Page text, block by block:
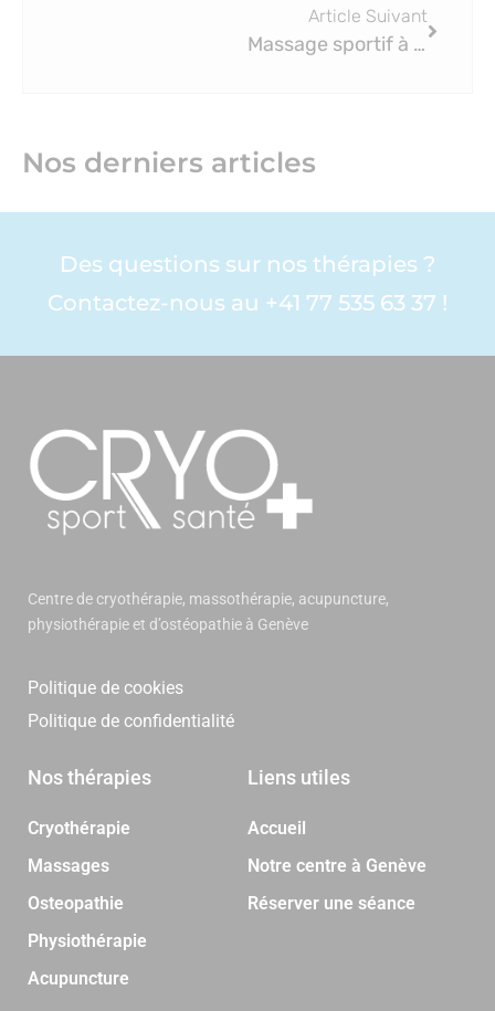
Article Suivant
Massage sportif à Genève : Pourquoi les athlètes doivent l’adopter ?
Nos derniers articles
Des questions sur nos thérapies ?
Contactez-nous au +41 77 535 63 37 !
Centre de cryothérapie, massothérapie, acupuncture,
physiothérapie et d’ostéopathie à Genève
Politique de cookies
Politique de confidentialité
Nos thérapies
Cryothérapie
Massages
Osteopathie
Physiothérapie
Acupuncture
Liens utiles
Accueil
Notre centre à Genève
Réserver une séance